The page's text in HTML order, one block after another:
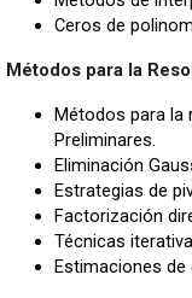
Ceros de
Métodos para la
Métodos para la
Preliminares.
Eliminación
Estrategias de
Factorización
Técnicas
Estimaciones